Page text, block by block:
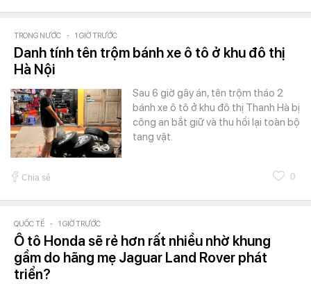
TRONG NƯỚC - 1 GIỜ TRƯỚC
Danh tính tên trộm bánh xe ô tô ở khu đô thị
Hà Nội
Sau 6 giờ gây án, tên trộm tháo 2
bánh xe ô tô ở khu đô thị Thanh Hà bị
công an bắt giữ và thu hồi lại toàn bộ
tang vật.
Chia sẻ 0
QUỐC TẾ - 1 GIỜ TRƯỚC
Ô tô Honda sẽ rẻ hơn rất nhiều nhờ khung
gầm do hãng mẹ Jaguar Land Rover phát
triển?